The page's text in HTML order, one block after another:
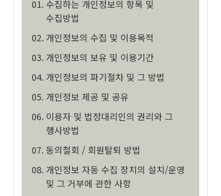
수집하는 개인정보의 항목 및
수집방법
개인정보의 수집 및 이용목적
개인정보의 보유 및 이용기간
개인정보의 파기절차 및 그 방법
개인정보 제공 및 공유
이용자 및 법정대리인의 권리와 그
행사방법
동의철회 / 회원탈퇴 방법
개인정보 자동 수집 장치의 설치/운영
및 그 거부에 관한 사항